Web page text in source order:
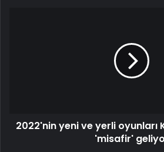
2022'nin yeni ve yerli oyunları
'misafir'